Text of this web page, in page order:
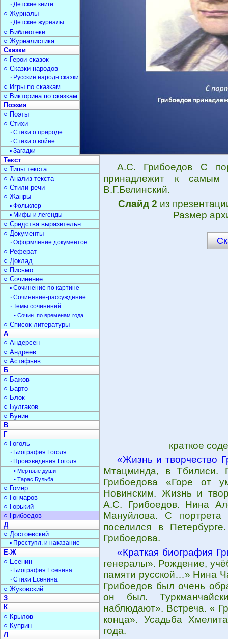
А.С. Грибоедов С
принадлежит к самым
В.Г.Белинский.
Слайд 2 из
Размер
краткое
«Жизнь и творчество
Мтацминда, в Тбилиси.
Грибоедова «Горе от
Новинским. Жизнь и
А.С. Грибоедов. Нина
Мануйлова. С
поселился в
Грибоедова.
«Краткая биография
генералы». Рождение,
памяти русской…» Нина
Грибоедов был очень
он был.
наблюдают». Встреча. «
конца». Усадьба
года.
▫ Детские книги
○ Журналы
▫ Детские журналы
○ Библиотеки
○ Журналистика
Сказки
○ Герои сказок
○ Сказки народов
▫ Русские народн.сказки
○ Игры по сказкам
○ Викторина по сказкам
Поэзия
○ Поэты
○ Стихи
▫ Стихи о природе
▫ Стихи о войне
▫ Загадки
Текст
○ Типы текста
○ Анализ текста
○ Стили речи
○ Жанры
▫ Фольклор
▫ Мифы и легенды
○ Средства выразительн.
○ Документы
▫ Оформление документов
○ Реферат
○ Доклад
○ Письмо
○ Сочинение
▫ Сочинение по картине
▫ Сочинение-рассуждение
▫ Темы сочинений
• Сочин. по временам года
○ Список литературы
А
○ Андерсен
○ Андреев
○ Астафьев
Б
○ Бажов
○ Барто
○ Блок
○ Булгаков
○ Бунин
В
Г
○ Гоголь
▫ Биография Гоголя
▫ Произведения Гоголя
• Мёртвые души
• Тарас Бульба
○ Гомер
○ Гончаров
○ Горький
○ Грибоедов
Д
○ Достоевский
▫ Преступл. и наказание
Е-Ж
○ Есенин
▫ Биография Есенина
▫ Стихи Есенина
○ Жуковский
З
К
○ Крылов
○ Куприн
Л